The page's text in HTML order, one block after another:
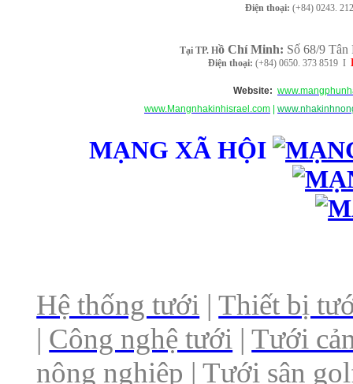
Điện thoại: (+84) 0243.
Tại TP. Hồ Chí Minh: Số 68/9
Điện thoại: (+84) 0650. 373 8519 I
Website:
www.Mangnhakinhisrael.com |
MẠNG XÃ HỘI
Hệ thống tưới |Thiết bị
| Công nghệ tưới |Tưới
nông nghiệp |Tưới sân